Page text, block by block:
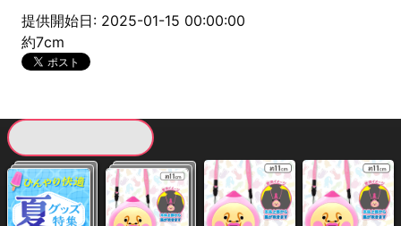
提供開始日: 2025-01-15 00:00:00
約7cm